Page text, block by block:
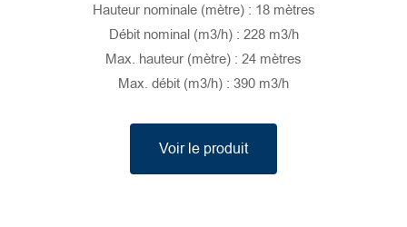
Hauteur nominale (mètre) : 18 mètres
Débit nominal (m3/h) : 228 m3/h
Max. hauteur (mètre) : 24 mètres
Max. débit (m3/h) : 390 m3/h
Voir le produit